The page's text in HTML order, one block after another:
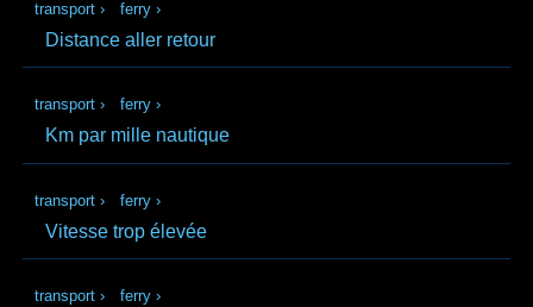
transport › ferry ›
Distance aller retour
transport › ferry ›
Km par mille nautique
transport › ferry ›
Vitesse trop élevée
transport › ferry ›